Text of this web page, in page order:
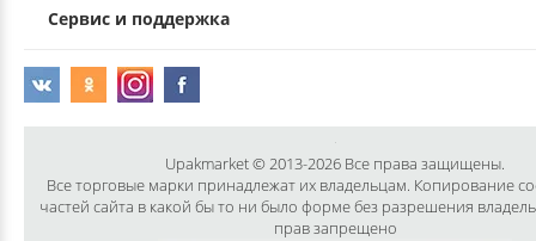
Сервис и поддержка
Upakmarket © 2013-2026 Все права защищены.
Все торговые марки принадлежат их владельцам. Копирование
частей сайта в какой бы то ни было форме без разрешения
прав запрещено